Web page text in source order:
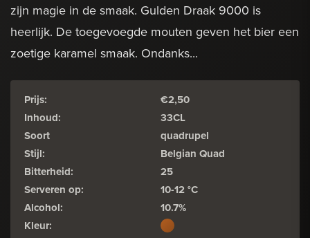
zijn magie in de smaak. Gulden Draak 9000 is
heerlijk. De toegevoegde mouten geven het bier een
zoetige karamel smaak. Ondanks...
Prijs:
€2,50
Inhoud:
33CL
Soort
quadrupel
Stijl:
Belgian Quad
Bitterheid:
25
Serveren op:
10-12 °C
Alcohol:
10.7%
Kleur: